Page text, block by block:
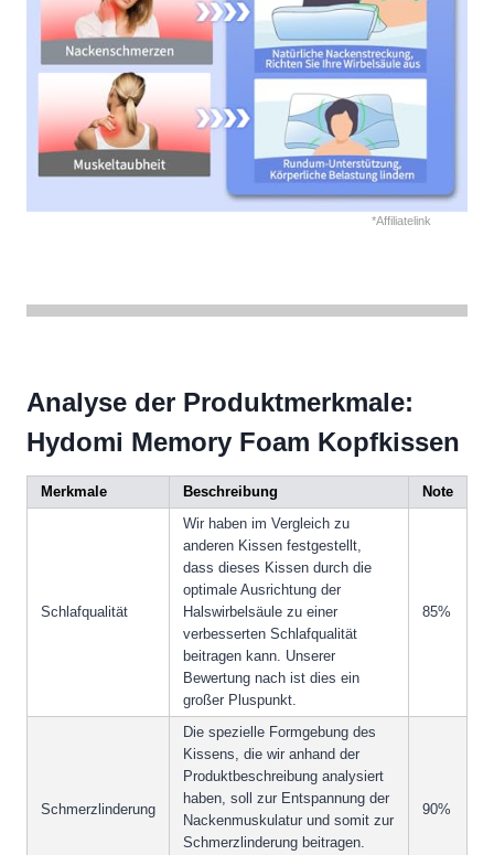
*Affiliatelink
Analyse der Produktmerkmale:
Hydomi Memory Foam Kopfkissen
Merkmale Beschreibung Note
Schlafqualität
Wir haben im Vergleich zu
anderen Kissen festgestellt,
dass dieses Kissen durch die
optimale Ausrichtung der
Halswirbelsäule zu einer
verbesserten Schlafqualität
beitragen kann. Unserer
Bewertung nach ist dies ein
großer Pluspunkt.
85%
Schmerzlinderung
Die spezielle Formgebung des
Kissens, die wir anhand der
Produktbeschreibung analysiert
haben, soll zur Entspannung der
Nackenmuskulatur und somit zur
Schmerzlinderung beitragen.
90%